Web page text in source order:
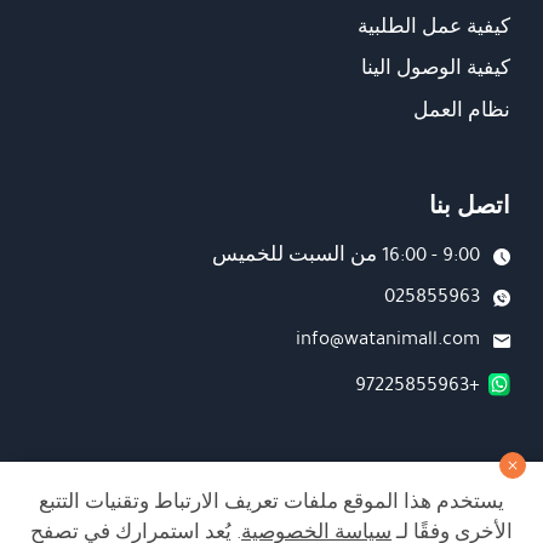
كيفية عمل الطلبية
كيفية الوصول الينا
نظام العمل
اتصل بنا
9:00 - 16:00 من السبت للخميس
025855963
info@watanimall.com
+97225855963
فروع
تابعونا على صفحة الفيسبوك
يستخدم هذا الموقع ملفات تعريف الارتباط وتقنيات التتبع
الأخرى وفقًا لـسياسة الخصوصية. يُعد استمرارك في تصفح